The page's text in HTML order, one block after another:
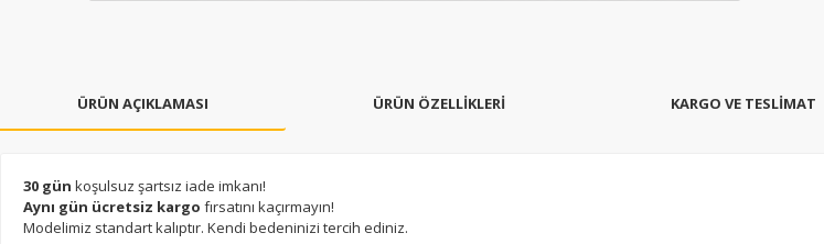
ÜRÜN AÇIKLAMASI ÜRÜN ÖZELLİKLERİ KARGO VE TESLİMAT
30 gün koşulsuz şartsız iade imkanı!
Aynı gün ücretsiz kargo fırsatını kaçırmayın!
Modelimiz standart kalıptır. Kendi bedeninizi tercih ediniz.